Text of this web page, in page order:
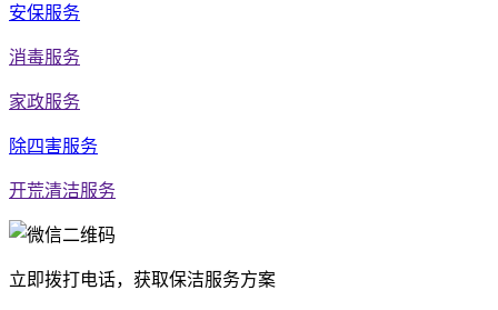
安保服务
消毒服务
家政服务
除四害服务
开荒清洁服务
立即拨打电话，获取保洁服务方案